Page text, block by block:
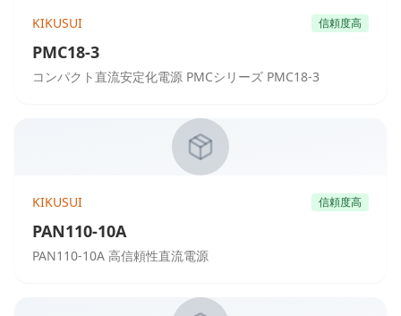
KIKUSUI 信頼度高
PMC18-3
コンパクト直流安定化電源 PMCシリーズ PMC18-3
KIKUSUI 信頼度高
PAN110-10A
PAN110-10A 高信頼性直流電源